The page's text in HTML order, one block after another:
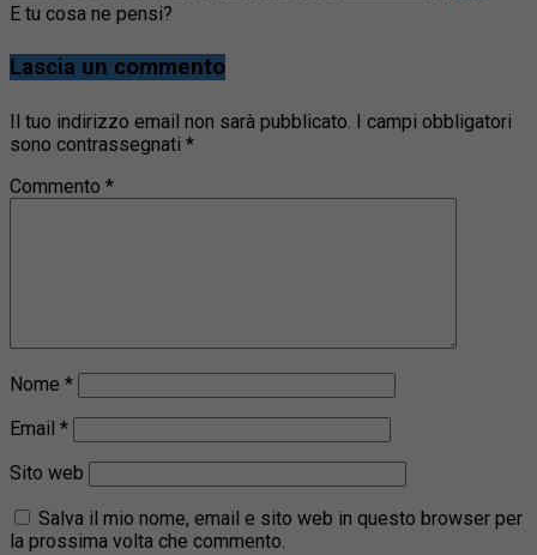
E tu cosa ne pensi?
Lascia un commento
Il tuo indirizzo email non sarà pubblicato.
I campi obbligatori
sono contrassegnati *
Commento *
Nome *
Email *
Sito web
Salva il mio nome, email e sito web in questo browser per
la prossima volta che commento.